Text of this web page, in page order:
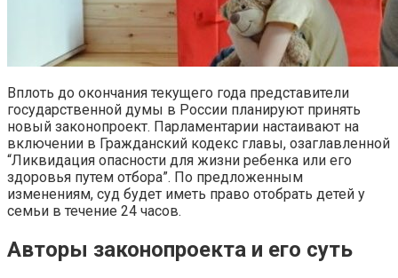
Вплоть до окончания текущего года представители
государственной думы в России планируют принять
новый законопроект. Парламентарии настаивают на
включении в Гражданский кодекс главы, озаглавленной
“Ликвидация опасности для жизни ребенка или его
здоровья путем отбора”. По предложенным
изменениям, суд будет иметь право отобрать детей у
семьи в течение 24 часов.
Авторы законопроекта и его суть